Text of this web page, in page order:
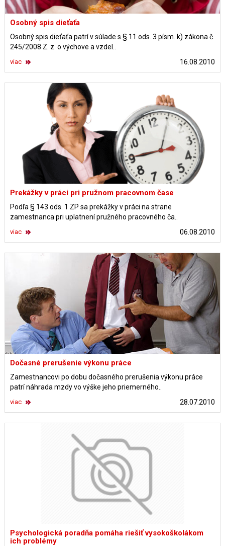
Osobný spis dieťaťa
Osobný spis dieťaťa patrí v súlade s § 11 ods. 3 písm. k) zákona č.
245/2008 Z. z. o výchove a vzdel..
16.08.2010
viac
Prekážky v práci pri pružnom pracovnom čase
Podľa § 143 ods. 1 ZP sa prekážky v práci na strane
zamestnanca pri uplatnení pružného pracovného ča..
06.08.2010
viac
Dočasné prerušenie výkonu práce
Zamestnancovi po dobu dočasného prerušenia výkonu práce
patrí náhrada mzdy vo výške jeho priemerného..
28.07.2010
viac
Psychologická poradňa pomáha riešiť vysokoškolákom
ich problémy